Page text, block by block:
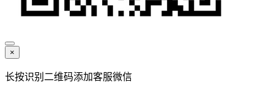
×
长按识别二维码添加客服微信